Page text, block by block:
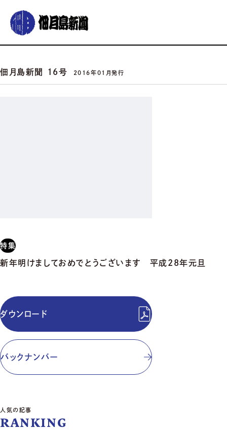
グルメ おでかけ 暮らす
イベント
佃月島新聞 16号 2016年01月発行
特集
新年明けましておめでとうございます 平成28年元旦
ダウンロード
バックナンバー
人気の記事
RANKING